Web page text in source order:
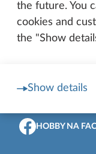
the future. You
cookies and
the "Show
Show details
HOBBY NA